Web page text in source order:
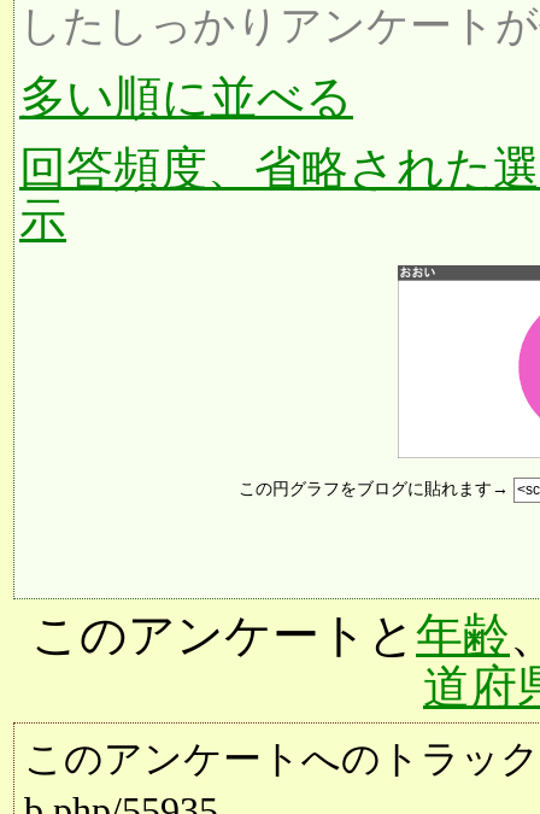
したしっかりアンケート
多い順に並べる
回答頻度、省略された
示
この円グラフをブログに貼れます→
このアンケートと 年齢
道府
このアンケートへのトラッ